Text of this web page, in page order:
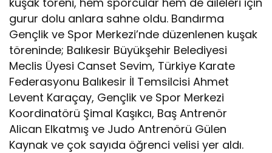
gurur dolu anlara sahne oldu. Bandırma
Gençlik ve Spor Merkezi’nde düzenlenen kuşak
töreninde; Balıkesir Büyükşehir Belediyesi
Meclis Üyesi Canset Sevim, Türkiye Karate
Federasyonu Balıkesir İl Temsilcisi Ahmet
Levent Karaçay, Gençlik ve Spor Merkezi
Koordinatörü Şimal Kaşıkcı, Baş Antrenör
Alican Elkatmış ve Judo Antrenörü Gülen
Kaynak ve çok sayıda öğrenci velisi yer aldı.